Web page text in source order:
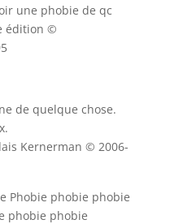
une phobie de qc
édition ©
de quelque chose.
Kernerman © 2006-
Phobie phobie phobie
phobie phobie